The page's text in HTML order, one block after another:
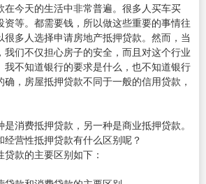
在今天的生活中非常普遍。很多人买车买
资等。都需要钱，所以做这些重要的事情往
多人选择申请房地产抵押贷款。然而，当
我们不仅担心房子的安全，而且对这个行业
我不知道银行的要求是什么，也不知道银行
，房屋抵押贷款不同于一般的信用贷款，
消费抵押贷款，另一种是商业抵押贷款。
营性抵押贷款有什么区别呢？
款的主要区别如下：